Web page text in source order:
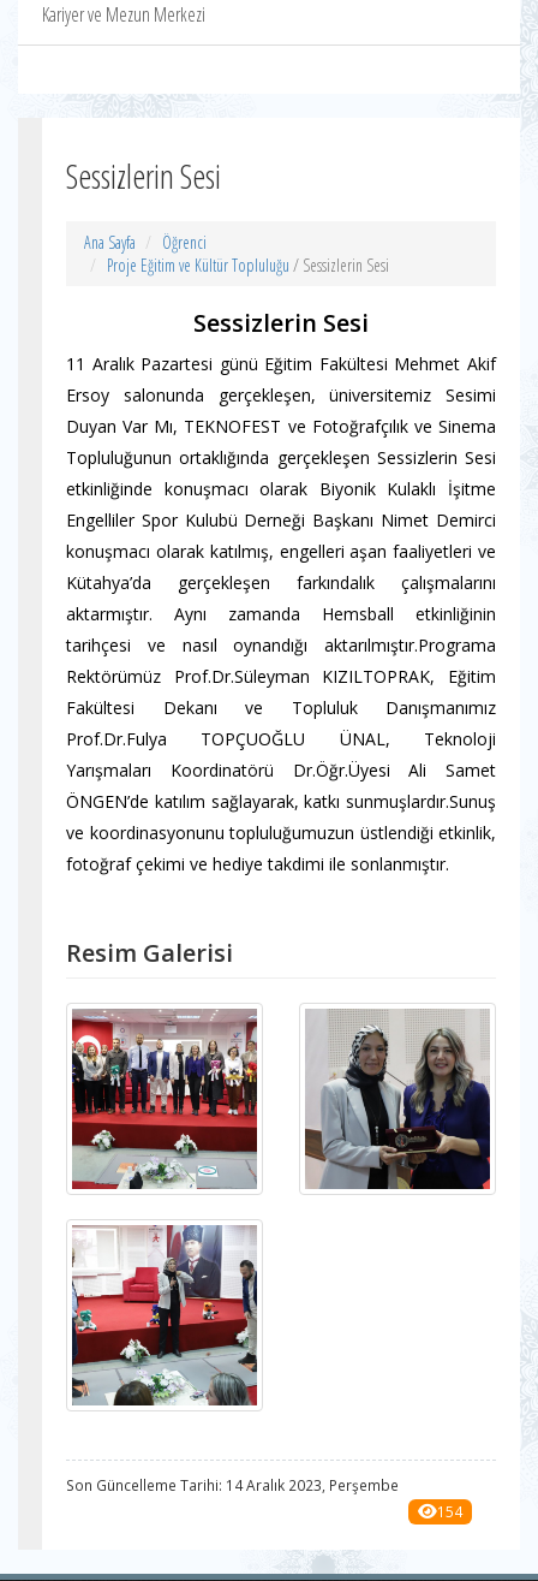
Kariyer ve Mezun Merkezi
Sessizlerin Sesi
Ana Sayfa
Öğrenci
Proje Eğitim ve Kültür Topluluğu / Sessizlerin Sesi
Sessizlerin Sesi
11 Aralık Pazartesi günü Eğitim Fakültesi Mehmet Akif
Ersoy salonunda gerçekleşen, üniversitemiz Sesimi
Duyan Var Mı, TEKNOFEST ve Fotoğrafçılık ve Sinema
Topluluğunun ortaklığında gerçekleşen Sessizlerin Sesi
etkinliğinde konuşmacı olarak Biyonik Kulaklı İşitme
Engelliler Spor Kulubü Derneği Başkanı Nimet Demirci
konuşmacı olarak katılmış, engelleri aşan faaliyetleri ve
Kütahya’da gerçekleşen farkındalık çalışmalarını
aktarmıştır. Aynı zamanda Hemsball etkinliğinin
tarihçesi ve nasıl oynandığı aktarılmıştır.Programa
Rektörümüz Prof.Dr.Süleyman KIZILTOPRAK, Eğitim
Fakültesi Dekanı ve Topluluk Danışmanımız
Prof.Dr.Fulya TOPÇUOĞLU ÜNAL, Teknoloji
Yarışmaları Koordinatörü Dr.Öğr.Üyesi Ali Samet
ÖNGEN’de katılım sağlayarak, katkı sunmuşlardır.Sunuş
ve koordinasyonunu topluluğumuzun üstlendiği etkinlik,
fotoğraf çekimi ve hediye takdimi ile sonlanmıştır.
Resim Galerisi
Son Güncelleme Tarihi: 14 Aralık 2023, Perşembe
154